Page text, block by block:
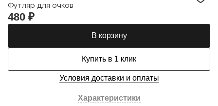
Футляр для очков
480 ₽
В корзину
Купить в 1 клик
Условия доставки и оплаты
Характеристики